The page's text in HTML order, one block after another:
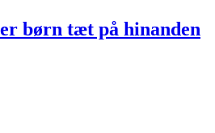
børn tæt på hinanden